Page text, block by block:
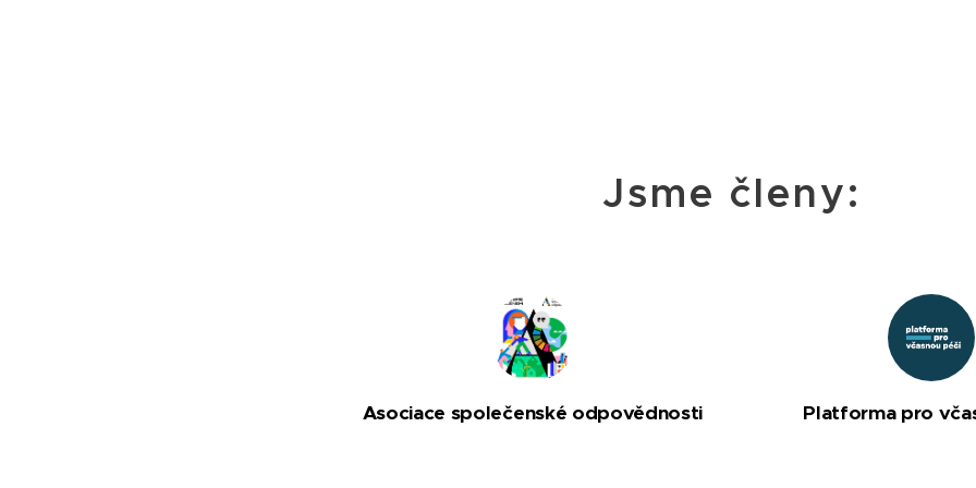
Jsme členy:
Asociace společenské odpovědnosti Platforma pro